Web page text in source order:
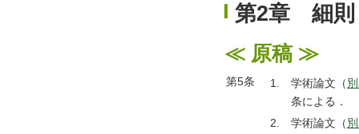
第2章 細則
≪ 原稿 ≫
第5条 1. 学術論文（
条による．
2.
学術論文（